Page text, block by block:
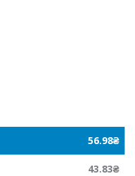
56.98₴
43.83₴